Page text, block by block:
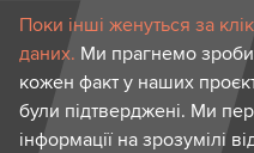
Поки інші женуться за
даних. Ми прагнемо
кожен факт у наших
були підтверджені. Ми
інформації на зрозумілі